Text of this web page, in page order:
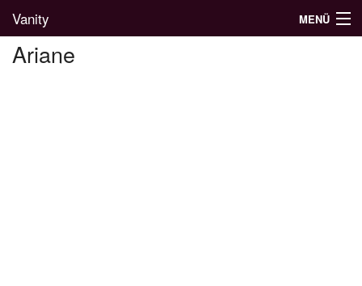
Vanity MENÜ
Ariane